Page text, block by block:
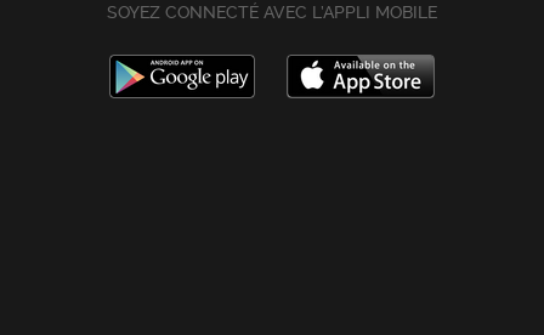
SOYEZ CONNECTÉ AVEC L’APPLI MOBILE